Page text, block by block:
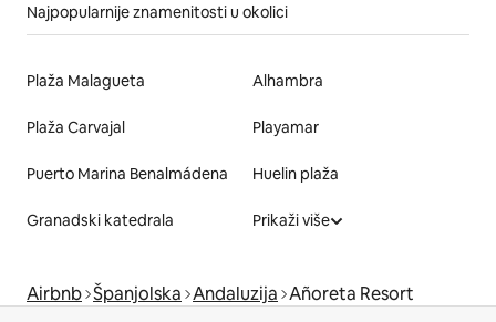
Najpopularnije znamenitosti u okolici
Plaža Malagueta Alhambra
Plaža Carvajal Playamar
Puerto Marina Benalmádena Huelin plaža
Granadski katedrala Prikaži više
Airbnb Španjolska Andaluzija Añoreta Resort